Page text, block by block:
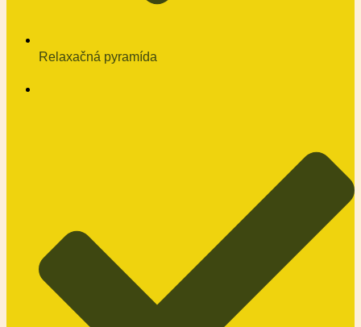
Relaxačná pyramída